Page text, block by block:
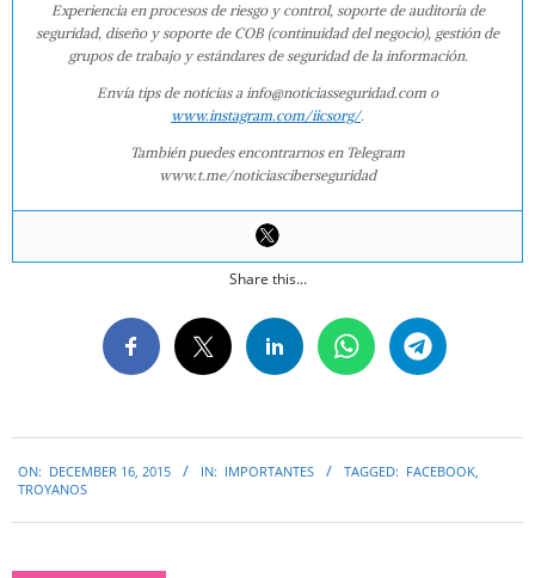
Experiencia en procesos de riesgo y control, soporte de auditoría de
seguridad, diseño y soporte de COB (continuidad del negocio), gestión de
grupos de trabajo y estándares de seguridad de la información.
Envía tips de noticias a info@noticiasseguridad.com o
www.instagram.com/iicsorg/.
También puedes encontrarnos en Telegram
www.t.me/noticiasciberseguridad
Share this...
12-
ON: DECEMBER 16, 2015 IN: IMPORTANTES TAGGED: FACEBOOK,
TROYANOS